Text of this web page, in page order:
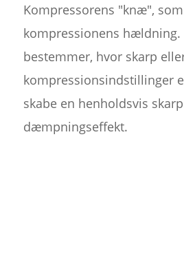
Kompressorens "knæ",
kompressionens hældning.
bestemmer, hvor skarp
kompressionsindstillinger
skabe en henholdsvis
dæmpningseffekt.